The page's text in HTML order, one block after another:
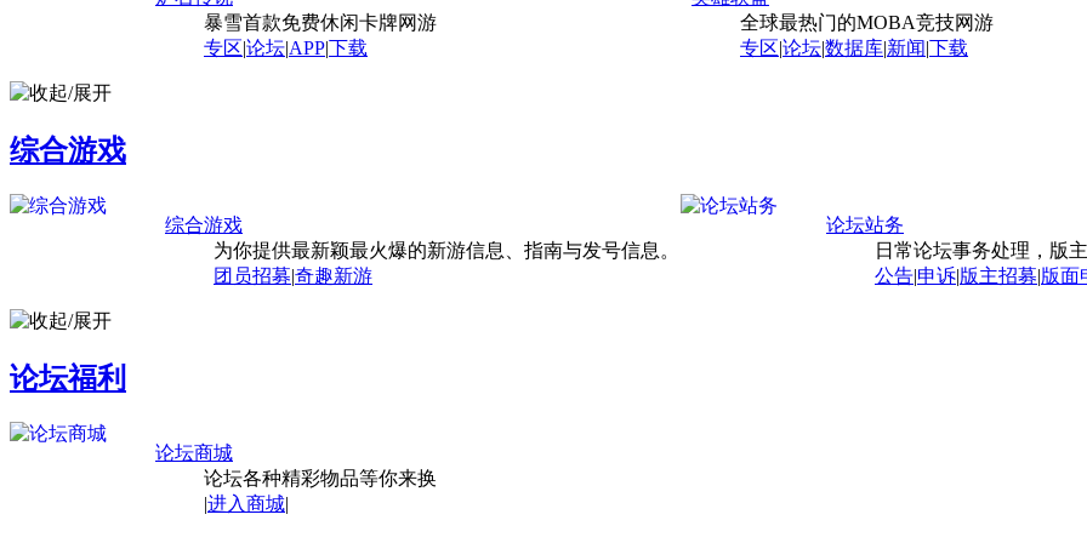
暴雪首款免费休闲卡牌网游
专区|论坛|APP|下载
全球最热门的MOBA竞技网游
专区|论坛|数据库|新闻|下载
综合游戏
综合游戏
为你提供最新颖最火爆的新游信息、指南与发号信息。
团员招募|奇趣新游
论坛站务
日常论坛事务处理，版
公告|申诉|版主招募|版面
论坛福利
论坛商城
论坛各种精彩物品等你来换
|进入商城|